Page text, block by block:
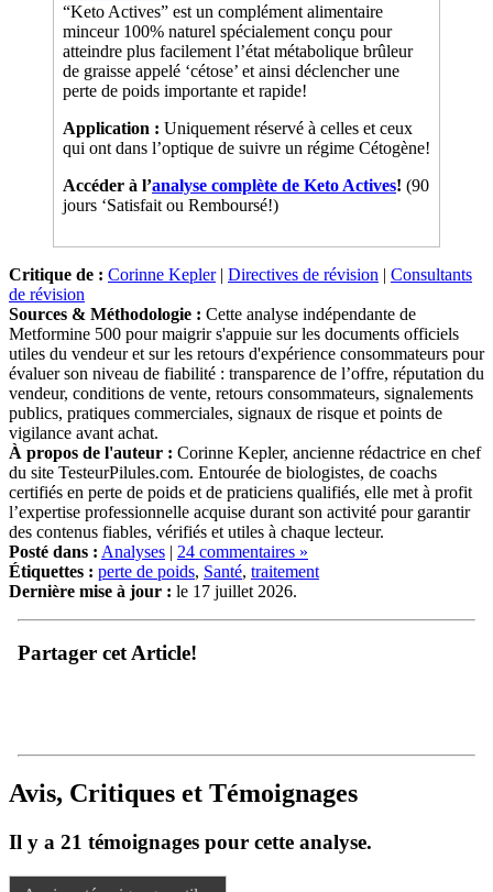
“Keto Actives” est un complément alimentaire
minceur 100% naturel spécialement conçu pour
atteindre plus facilement l’état métabolique brûleur
de graisse appelé ‘cétose’ et ainsi déclencher une
perte de poids importante et rapide!
Application : Uniquement réservé à celles et ceux
qui ont dans l’optique de suivre un régime Cétogène!
Accéder à l’analyse complète de Keto Actives! (90
jours ‘Satisfait ou Remboursé!)
Critique de : Corinne Kepler| Directives de révision | Consultants
de révision
Sources & Méthodologie : Cette analyse indépendante de
Metformine 500 pour maigrir s'appuie sur les documents officiels
utiles du vendeur et sur les retours d'expérience consommateurs pour
évaluer son niveau de fiabilité : transparence de l’offre, réputation du
vendeur, conditions de vente, retours consommateurs, signalements
publics, pratiques commerciales, signaux de risque et points de
vigilance avant achat.
À propos de l'auteur : Corinne Kepler, ancienne rédactrice en chef
du site TesteurPilules.com. Entourée de biologistes, de coachs
certifiés en perte de poids et de praticiens qualifiés, elle met à profit
l’expertise professionnelle acquise durant son activité pour garantir
des contenus fiables, vérifiés et utiles à chaque lecteur.
Posté dans : Analyses | 24 commentaires »
Étiquettes : perte de poids, Santé, traitement
Dernière mise à jour : le 17 juillet 2026.
Partager cet Article!
Avis, Critiques et Témoignages
Il y a 21 témoignages pour cette analyse.